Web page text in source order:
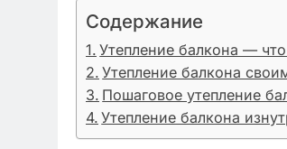
Содержание
Утепление балкона —
Утепление балкона
Пошаговое утепление
Утепление балкона